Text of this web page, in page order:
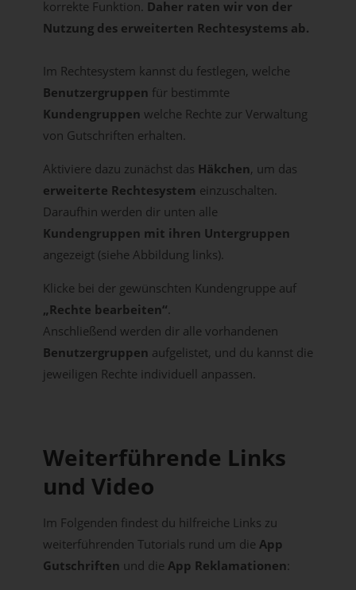
korrekte Funktion. Daher raten wir von der
Nutzung des erweiterten Rechtesystems ab.
Im Rechtesystem kannst du festlegen, welche
Benutzergruppen für bestimmte
Kundengruppen welche Rechte zur Verwaltung
von Gutschriften erhalten.
Aktiviere dazu zunächst das Häkchen, um das
erweiterte Rechtesystem einzuschalten.
Daraufhin werden dir unten alle
Kundengruppen mit ihren Untergruppen
angezeigt (siehe Abbildung links).
Klicke bei der gewünschten Kundengruppe auf
„Rechte bearbeiten“.
Anschließend werden dir alle vorhandenen
Benutzergruppen aufgelistet, und du kannst die
jeweiligen Rechte individuell anpassen.
Weiterführende Links
und Video
Im Folgenden findest du hilfreiche Links zu
weiterführenden Tutorials rund um die App
Gutschriften und die App Reklamationen: